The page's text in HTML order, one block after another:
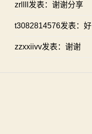
zrllll发表：谢谢分享
t3082814576发表：好
zzxxiivv发表：谢谢